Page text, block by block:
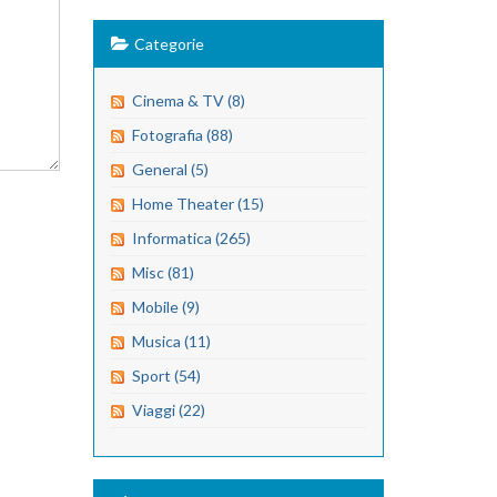
Categorie
Cinema & TV (8)
Fotografia (88)
General (5)
Home Theater (15)
Informatica (265)
Misc (81)
Mobile (9)
Musica (11)
Sport (54)
Viaggi (22)